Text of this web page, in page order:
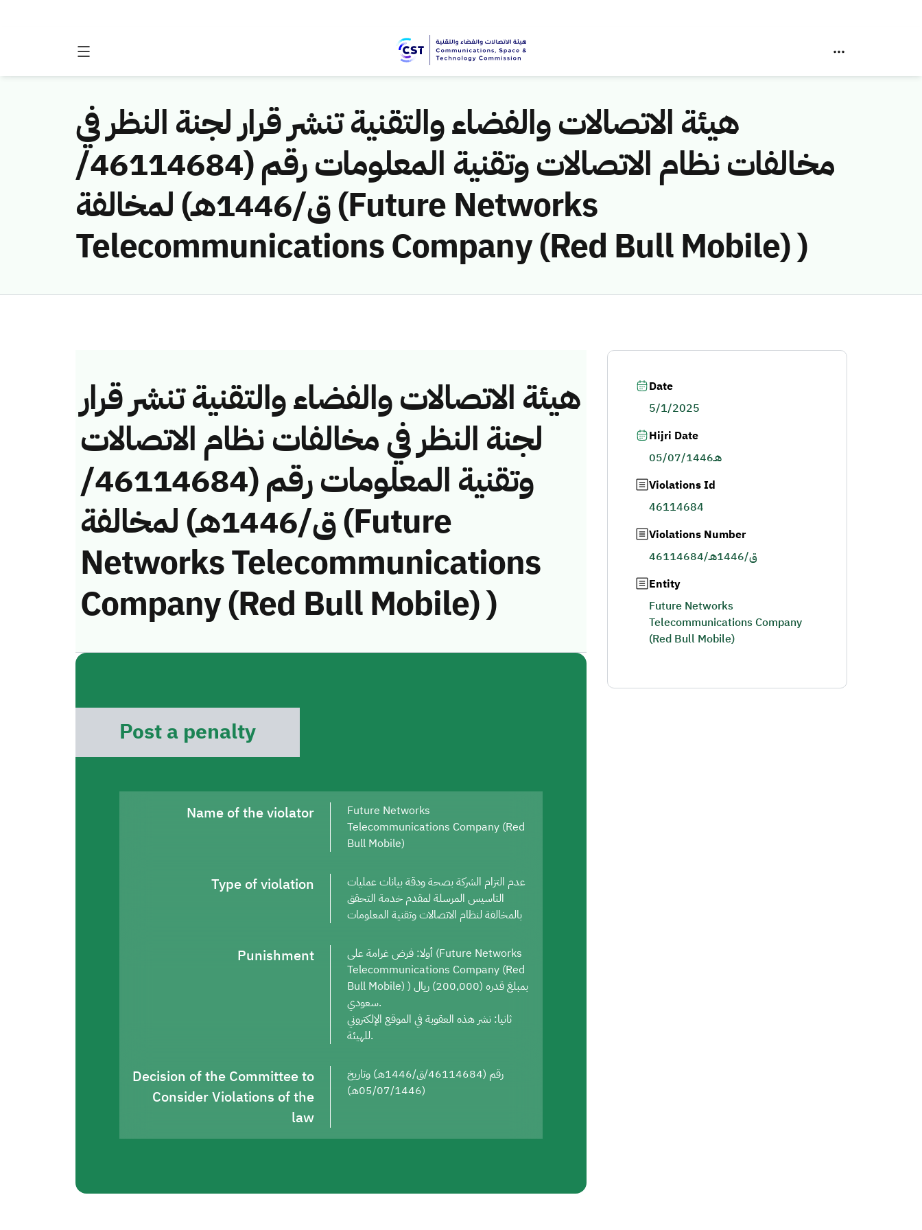
هيئة الاتصالات والفضاء والتقنية تنشر قرار لجنة النظر في
مخالفات نظام الاتصالات وتقنية المعلومات رقم (46114684/
ق/1446هـ) لمخالفة (Future Networks
Telecommunications Company (Red Bull Mobile) )
هيئة الاتصالات والفضاء والتقنية تنشر قرار
لجنة النظر في مخالفات نظام الاتصالات
وتقنية المعلومات رقم (46114684/
ق/1446هـ) لمخالفة (Future
Networks Telecommunications
Company (Red Bull Mobile) )
Post a penalty
Name of the violator
Future Networks
Telecommunications Company (Red
Bull Mobile)
Type of violation
عدم التزام الشركة بصحة ودقة بيانات عمليات
التاسيس المرسلة لمقدم خدمة التحقق
بالمخالفة لنظام الاتصالات وتقنية المعلومات
Punishment
أولا: فرض غرامة على (Future Networks
Telecommunications Company (Red
Bull Mobile) ) بمبلغ قدره (200,000) ريال
سعودي.
ثانيا: نشر هذه العقوبة في الموقع الإلكتروني
للهيئة.
Decision of the Committee to
Consider Violations of the
law
رقم (46114684/ق/1446هـ) وتاريخ
(05/07/1446هـ)
Date
5/1/2025
Hijri Date
05/07/1446هـ
Violations Id
46114684
Violations Number
46114684/ق/1446هـ
Entity
Future Networks
Telecommunications Company
(Red Bull Mobile)